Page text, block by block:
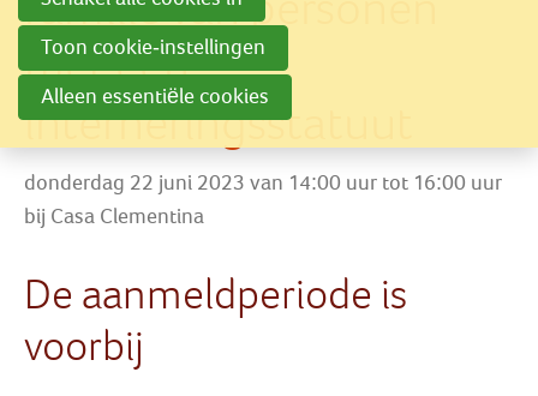
hoofdinhoud
met een
interneringsstatuut
donderdag 22 juni 2023 van 14:00 uur tot 16:00 uur
bij Casa Clementina
De aanmeldperiode is
voorbij
Contact
Lid worden
Toon cookie-instellingen
Alleen essentiële cookies